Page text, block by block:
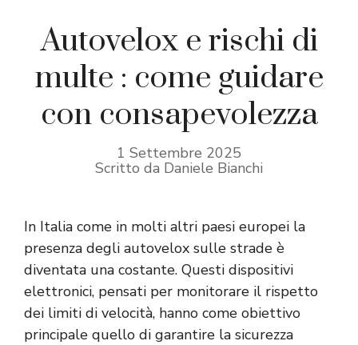
Autovelox e rischi di
multe : come guidare
con consapevolezza
1 Settembre 2025
Scritto da Daniele Bianchi
In Italia come in molti altri paesi europei la
presenza degli autovelox sulle strade è
diventata una costante. Questi dispositivi
elettronici, pensati per monitorare il rispetto
dei limiti di velocità, hanno come obiettivo
principale quello di garantire la sicurezza